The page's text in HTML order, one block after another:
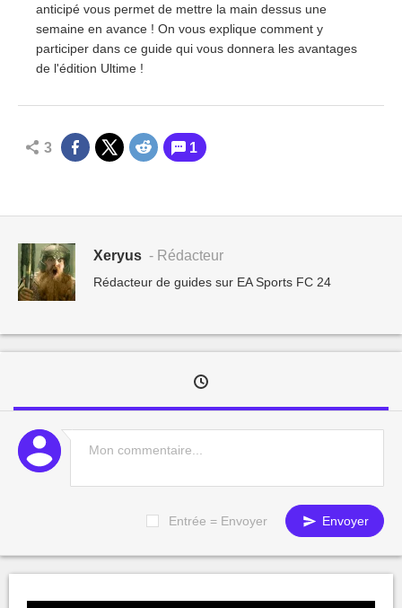
anticipé vous permet de mettre la main dessus une
semaine en avance ! On vous explique comment y
participer dans ce guide qui vous donnera les avantages
de l'édition Ultime !
3 1
Xeryus - Rédacteur
Rédacteur de guides sur EA Sports FC 24
Entrée = Envoyer Envoyer